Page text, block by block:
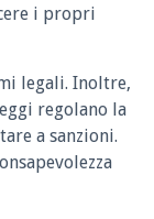
i propri
legali. Inoltre,
regolano la
a sanzioni.